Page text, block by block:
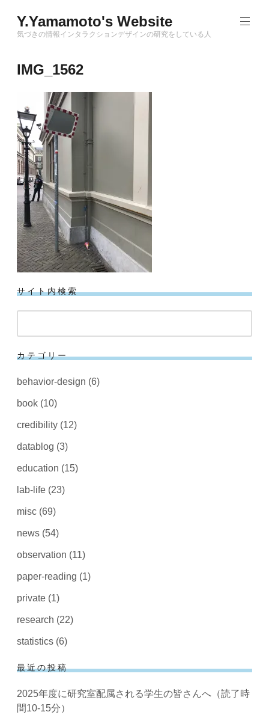
to
content
Y.Yamamoto's Website
気づきの情報インタラクションデザインの研究をしている人
IMG_1562
サイト内検索
カテゴリー
behavior-design (6)
book (10)
credibility (12)
datablog (3)
education (15)
lab-life (23)
misc (69)
news (54)
observation (11)
paper-reading (1)
private (1)
research (22)
statistics (6)
最近の投稿
2025年度に研究室配属される学生の皆さんへ（読了時
間10-15分）